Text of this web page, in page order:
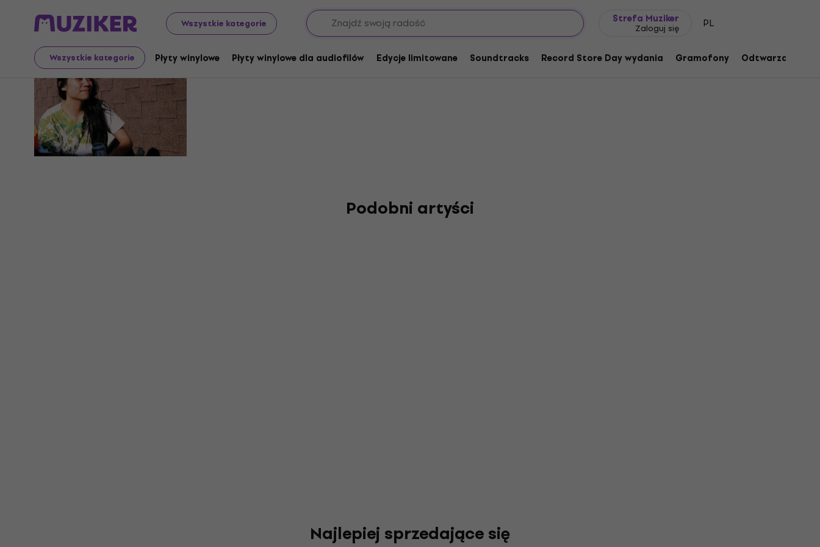
Wszystkie kategorie
Strefa Muziker
Zaloguj się PL
Wszystkie kategorie Płyty winylowe Płyty winylowe dla audiofilów Edycje limitowane Soundtracks Record Store Day wydania Gramofony Odtwarzacze
Cho
Podobni artyści
Najlepiej sprzedające się